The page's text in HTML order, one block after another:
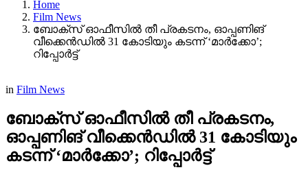
Home
Film News
ബോക്സ് ഓഫീസിൽ തീ പ്രകടനം, ഓപ്പണിങ്
വീക്കെൻഡിൽ 31 കോടിയും കടന്ന് ‘മാർക്കോ’;
റിപ്പോർട്ട്
in Film News
ബോക്സ് ഓഫീസിൽ തീ പ്രകടനം,
ഓപ്പണിങ് വീക്കെൻഡിൽ 31 കോടിയും
കടന്ന് ‘മാർക്കോ’; റിപ്പോർട്ട്